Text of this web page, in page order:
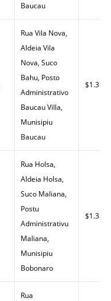
Baucau
Rua Vila Nova,
Aldeia Vila
Nova, Suco
Bahu, Posto
Administrativo
Baucau Villa,
Munisipiu
Baucau
$1.30
Rua Holsa,
Aldeia Holsa,
Suco Maliana,
Postu
Administrativu
Maliana,
Munisipiu
Bobonaro
$1.33
Rua